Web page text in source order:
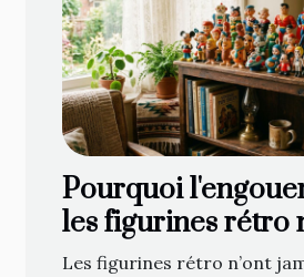
Pourquoi
les figurines rétro
jamais
Les figurines rétro n’ont